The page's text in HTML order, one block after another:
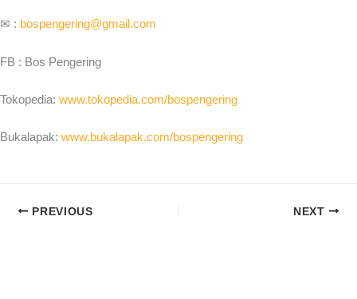
✉ : bospengering@gmail.com
FB : Bos Pengering
Tokopedia: www.tokopedia.com/bospengering
Bukalapak: www.bukalapak.com/bospengering
PREVIOUS NEXT